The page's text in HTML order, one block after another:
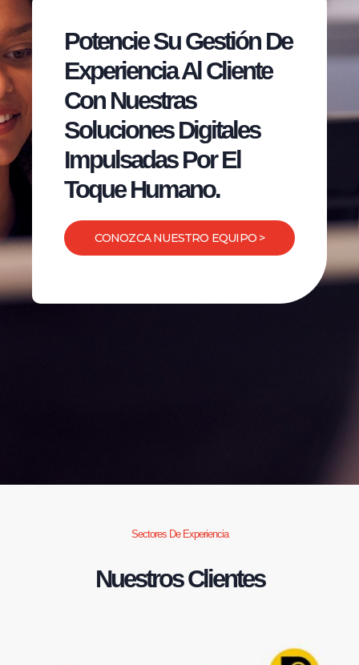
Potencie Su Gestión De
Experiencia Al Cliente
Con Nuestras
Soluciones Digitales
Impulsadas Por El
Toque Humano.
CONOZCA NUESTRO EQUIPO >
Sectores De Experiencia
Nuestros Clientes